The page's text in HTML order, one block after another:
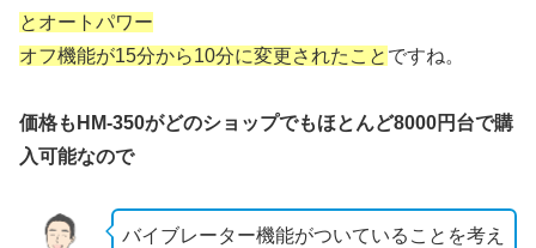
とオートパワー
オフ機能が15分から10分に変更されたこと ですね。
価格もHM-350がどのショップでもほとんど8000円台で購
入可能なので
バイブレーター機能がついていることを考え